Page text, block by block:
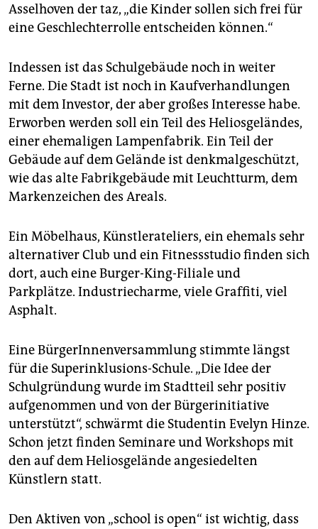
Asselhoven der taz, „die Kinder sollen sich frei für
eine Geschlechterrolle entscheiden können.“
Indessen ist das Schulgebäude noch in weiter
Ferne. Die Stadt ist noch in Kaufverhandlungen
mit dem Investor, der aber großes Interesse habe.
Erworben werden soll ein Teil des Heliosgeländes,
einer ehemaligen Lampenfabrik. Ein Teil der
Gebäude auf dem Gelände ist denkmalgeschützt,
wie das alte Fabrikgebäude mit Leuchtturm, dem
Markenzeichen des Areals.
Ein Möbelhaus, Künstlerateliers, ein ehemals sehr
alternativer Club und ein Fitnessstudio finden sich
dort, auch eine Burger-King-Filiale und
Parkplätze. Industriecharme, viele Graffiti, viel
Asphalt.
Eine BürgerInnenversammlung stimmte längst
für die Superinklusions-Schule. „Die Idee der
Schulgründung wurde im Stadtteil sehr positiv
aufgenommen und von der Bürgerinitiative
unterstützt“, schwärmt die Studentin Evelyn Hinze.
Schon jetzt finden Seminare und Workshops mit
den auf dem Heliosgelände angesiedelten
Künstlern statt.
Den Aktiven von „school is open“ ist wichtig, dass